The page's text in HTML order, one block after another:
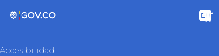
Accesibilidad